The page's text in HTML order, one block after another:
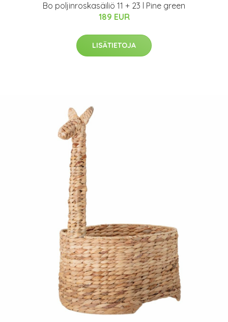
Bo poljinroskasäiliö 11 + 23 l Pine green
189 EUR
LISÄTIETOJA